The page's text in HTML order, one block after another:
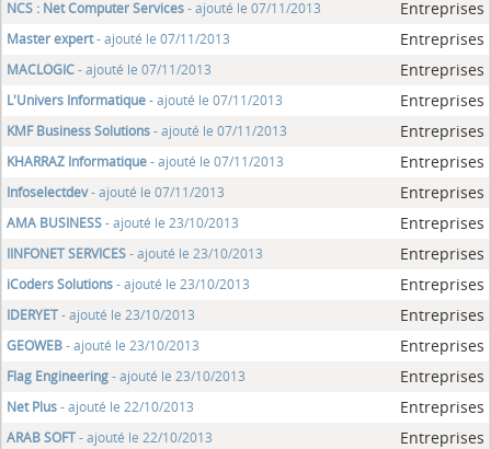
NCS : Net Computer Services- ajouté le 07/11/2013 Entreprises
Master expert- ajouté le 07/11/2013 Entreprises
MACLOGIC- ajouté le 07/11/2013 Entreprises
L'Univers Informatique- ajouté le 07/11/2013 Entreprises
KMF Business Solutions- ajouté le 07/11/2013 Entreprises
KHARRAZ Informatique- ajouté le 07/11/2013 Entreprises
Infoselectdev- ajouté le 07/11/2013 Entreprises
AMA BUSINESS- ajouté le 23/10/2013 Entreprises
IINFONET SERVICES- ajouté le 23/10/2013 Entreprises
iCoders Solutions- ajouté le 23/10/2013 Entreprises
IDERYET- ajouté le 23/10/2013 Entreprises
GEOWEB- ajouté le 23/10/2013 Entreprises
Flag Engineering- ajouté le 23/10/2013 Entreprises
Net Plus- ajouté le 22/10/2013 Entreprises
ARAB SOFT- ajouté le 22/10/2013 Entreprises